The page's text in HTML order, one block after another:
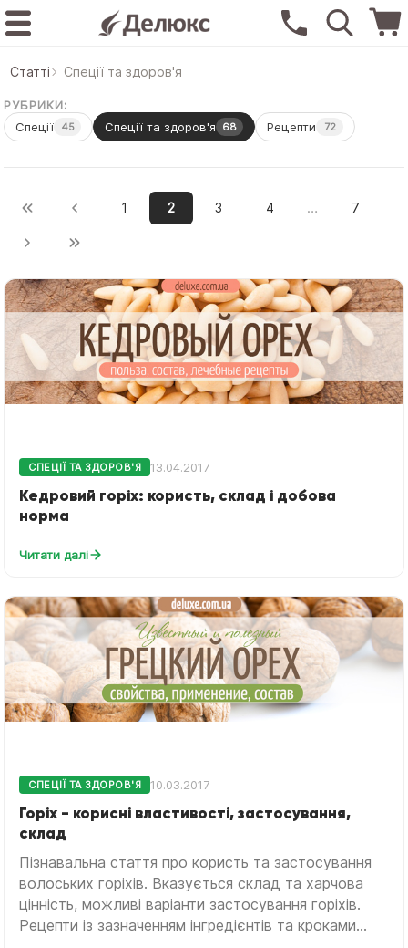
Статтi Спеції та здоров'я
РУБРИКИ:
Спеції
45 Спеції та здоров'я 68 Рецепти 72
1 2 3 4 … 7
СПЕЦІЇ ТА ЗДОРОВ'Я 13.04.2017
Кедровий горіх: користь, склад і добова
норма
Читати далі
СПЕЦІЇ ТА ЗДОРОВ'Я 10.03.2017
Горіх - корисні властивості, застосування,
склад
Пізнавальна стаття про користь та застосування
волоських горіхів. Вказується склад та харчова
цінність, можливі варіанти застосування горіхів.
Рецепти із зазначенням інгредієнтів та кроками...